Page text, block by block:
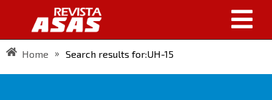
Home » Search results for:UH-15